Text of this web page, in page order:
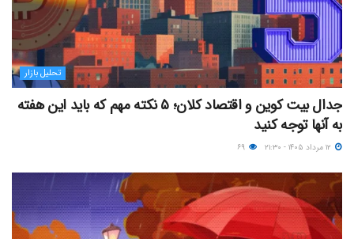
تحلیل بازار
جدال بیت کوین و اقتصاد کلان؛ ۵ نکته مهم که باید این هفته
به آنها توجه کنید